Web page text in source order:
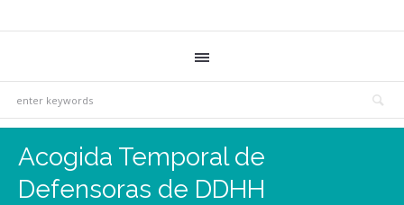
Acogida Temporal de
Defensoras de DDHH